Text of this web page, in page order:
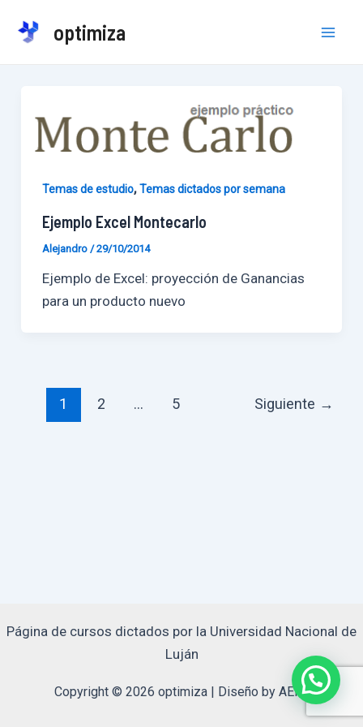
optimiza
Temas de estudio,Temas dictados por semana
Ejemplo Excel Montecarlo
Alejandro /29/10/2014
Ejemplo de Excel: proyección de Ganancias
para un producto nuevo
Paginación
1 2 … 5 Siguiente →
Página de cursos dictados por la Universidad Nacional de
Luján
Copyright © 2026 optimiza | Diseño by AERo